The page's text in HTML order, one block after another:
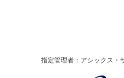
伊丹市総合体育大会 バレーボ
指定管理者：アシックス・